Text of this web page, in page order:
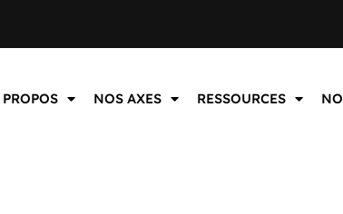
NOS AXES RESSOURCES